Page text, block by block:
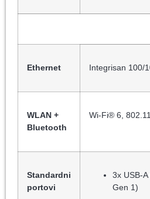
Ethernet Integrisan 100/
WLAN +
Bluetooth
Wi-Fi® 6,
Standardni
portovi
3x USB-
Gen 1)